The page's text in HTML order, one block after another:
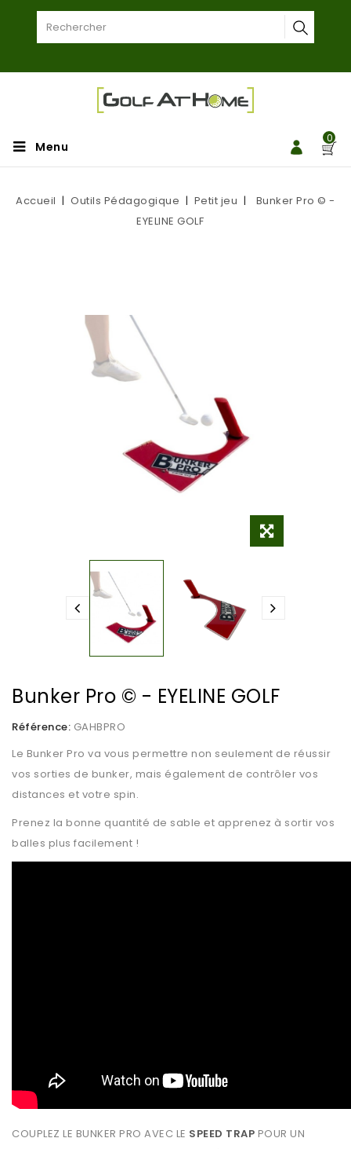
0
Menu
Accueil Outils Pédagogique Petit jeu
Bunker Pro © -
EYELINE GOLF
Bunker Pro © - EYELINE GOLF
Référence: GAHBPRO
Le Bunker Pro va vous permettre non seulement de réussir
vos sorties de bunker, mais également de contrôler vos
distances et votre spin.
Prenez la bonne quantité de sable et apprenez à sortir vos
balles plus facilement !
COUPLEZ LE BUNKER PRO AVEC LE SPEED TRAP POUR UN